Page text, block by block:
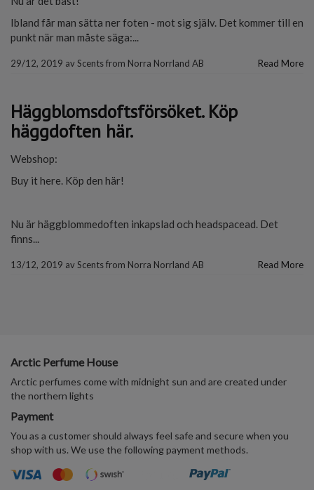
Ibland får man sätta ner foten - mot sig själv. Det kommer till en
punkt när man måste säga:...
29/12, 2019 avScents from Norra Norrland AB Read More
Häggblomsdoftsförsöket. Köp
häggdoften här.
Webshop:
Buy it here. Köp den här!
Nu är häggblommedoften inkapslad och headspacead. Det
finns...
13/12, 2019 avScents from Norra Norrland AB Read More
Arctic Perfume House
Arctic perfumes come with midnight sun and are created under
the northern lights
Payment
You as a customer should always feel safe and secure when you
shop with us. We use the following payment methods.